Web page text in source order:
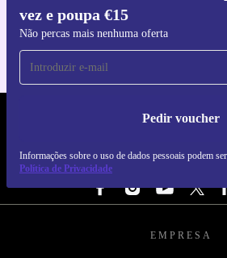
vez e poupa €15
Não percas mais nenhuma oferta
Pedir voucher
Informações sobre o uso de dados pessoais podem
Política de Privacidade
Para iOS e Android
REFURBED PORTUGAL -
SEGUE-NOS
EMPRESA